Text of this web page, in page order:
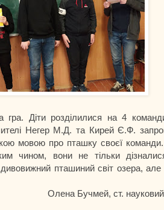
Діти розділилися на 4
Негер М.Д. та Кирей Є.Ф.
мовою про пташку своєї
чином, вони не тільки
пташиний світ озера, але
Олена Бучмей, ст. науковий